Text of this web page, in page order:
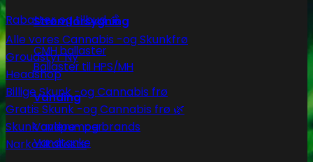
Strømforsygning
CMH ballaster
Ballaster til HPS/MH
Vanding
Vandpumper
Vandtanke
Rabatter og tilbud 💰
Alle vores Cannabis -og Skunkfrø
Groudstyr
Headshop
Billige Skunk -og Cannabis frø
Gratis Skunk -og Cannabis frø 🌿
Skunk avlere- og brands
Narkotikatests